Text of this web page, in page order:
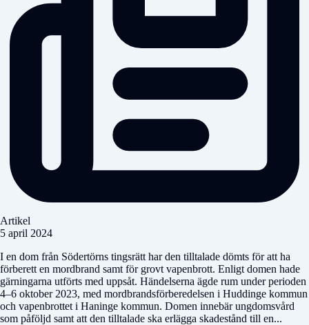
Artikel
5 april 2024
I en dom från Södertörns tingsrätt har den tilltalade dömts för att ha
förberett en mordbrand samt för grovt vapenbrott. Enligt domen hade
gärningarna utförts med uppsåt. Händelserna ägde rum under perioden
4–6 oktober 2023, med mordbrandsförberedelsen i Huddinge kommun
och vapenbrottet i Haninge kommun. Domen innebär ungdomsvård
som påföljd samt att den tilltalade ska erlägga skadestånd till en...